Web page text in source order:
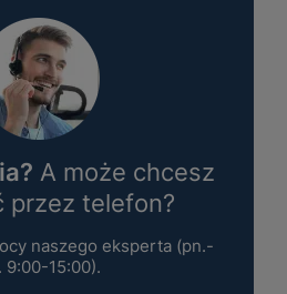
A może chcesz
przez telefon?
naszego eksperta (pn.-
9:00-15:00).